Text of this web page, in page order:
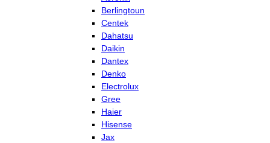
Berlingtoun
Centek
Dahatsu
Daikin
Dantex
Denko
Electrolux
Gree
Haier
Hisense
Jax